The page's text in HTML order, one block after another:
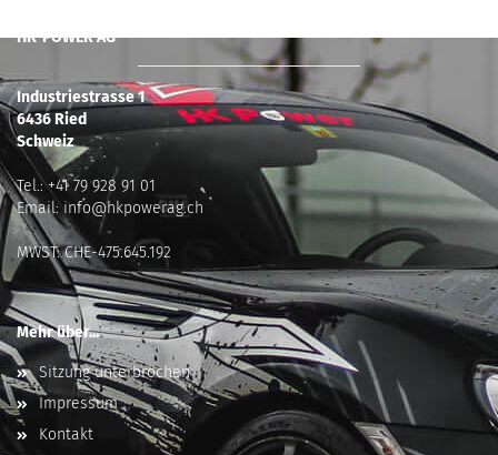
HK-POWER AG
Industriestrasse 1
6436 Ried
Schweiz
Tel.:+41 79 928 91 01
Email:info@hkpowerag.ch
MWST: CHE-475.645.192
Mehr über...
Sitzung unterbrochen
Impressum
Kontakt